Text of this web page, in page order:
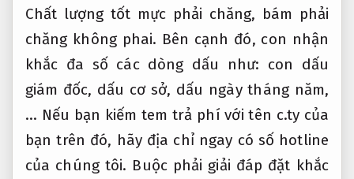
Chất lượng tốt mực phải chăng, bám phải
chăng không phai. Bên cạnh đó, con nhận
khắc đa số các dòng dấu như: con dấu
giám đốc, dấu cơ sở, dấu ngày tháng năm,
… Nếu bạn kiếm tem trả phí với tên c.ty của
bạn trên đó, hãy địa chỉ ngay có số hotline
của chúng tôi. Buộc phải giải đáp đặt khắc